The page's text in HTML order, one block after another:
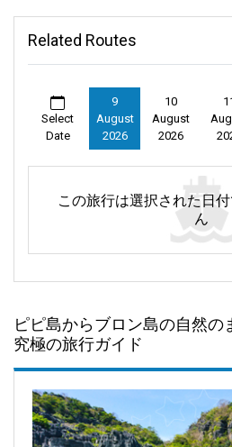
Related Routes
Select
Date
9
August
2026
10
August
2026
この旅行は選択された日
ん
ピピ島からブロン島の自然の
究極の旅行ガイド